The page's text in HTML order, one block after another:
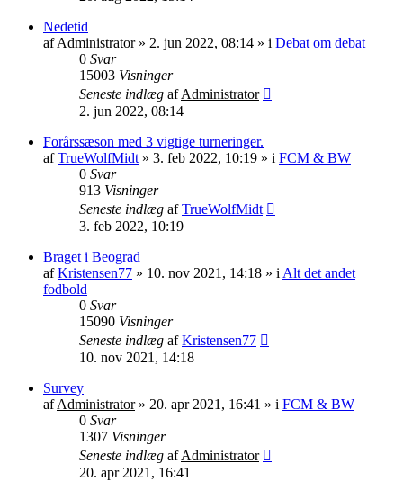
Nedetid
afAdministrator» 2. jun 2022, 08:14 » i Debat om debat
0 Svar
15003 Visninger
Seneste indlæg afAdministrator
2. jun 2022, 08:14
Forårssæson med 3 vigtige turneringer.
afTrueWolfMidt » 3. feb 2022, 10:19 » i FCM & BW
0 Svar
913 Visninger
Seneste indlæg afTrueWolfMidt
3. feb 2022, 10:19
Braget i Beograd
afKristensen77 » 10. nov 2021, 14:18 » i Alt det andet
fodbold
0 Svar
15090 Visninger
Seneste indlæg afKristensen77
10. nov 2021, 14:18
Survey
afAdministrator» 20. apr 2021, 16:41 » i FCM & BW
0 Svar
1307 Visninger
Seneste indlæg afAdministrator
20. apr 2021, 16:41